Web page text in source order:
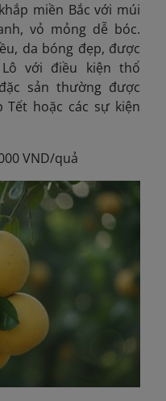
miền Bắc với múi
vỏ mỏng dễ bóc.
da bóng đẹp, được
với điều kiện thổ
sản thường được
hoặc các sự kiện
VND/quả